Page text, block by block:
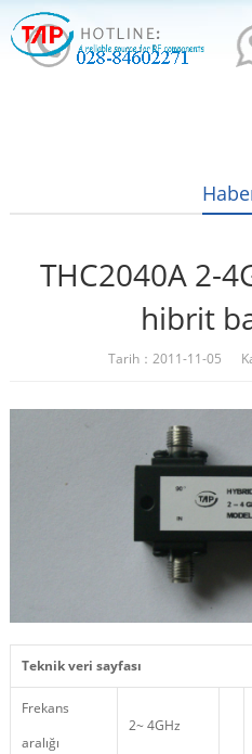
THC2040A 2-
hibrit
Tarih：2011-11-05
Teknik veri sayfası
Frekans
aralığı
2~ 4GHz